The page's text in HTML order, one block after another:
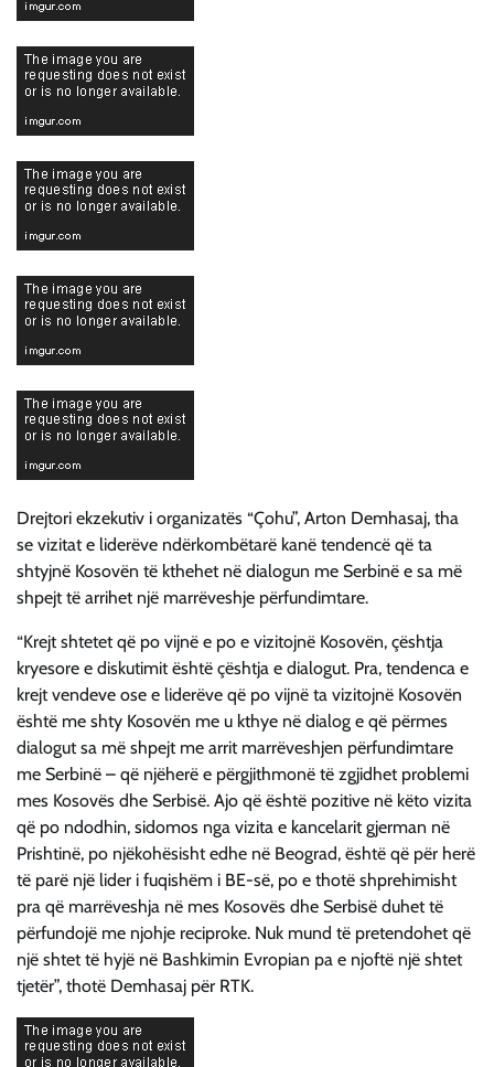
Drejtori ekzekutiv i organizatës “Çohu”, Arton Demhasaj, tha
se vizitat e liderëve ndërkombëtarë kanë tendencë që ta
shtyjnë Kosovën të kthehet në dialogun me Serbinë e sa më
shpejt të arrihet një marrëveshje përfundimtare.
“Krejt shtetet që po vijnë e po e vizitojnë Kosovën, çështja
kryesore e diskutimit është çështja e dialogut. Pra, tendenca e
krejt vendeve ose e liderëve që po vijnë ta vizitojnë Kosovën
është me shty Kosovën me u kthye në dialog e që përmes
dialogut sa më shpejt me arrit marrëveshjen përfundimtare
me Serbinë – që njëherë e përgjithmonë të zgjidhet problemi
mes Kosovës dhe Serbisë. Ajo që është pozitive në këto vizita
që po ndodhin, sidomos nga vizita e kancelarit gjerman në
Prishtinë, po njëkohësisht edhe në Beograd, është që për herë
të parë një lider i fuqishëm i BE-së, po e thotë shprehimisht
pra që marrëveshja në mes Kosovës dhe Serbisë duhet të
përfundojë me njohje reciproke. Nuk mund të pretendohet që
një shtet të hyjë në Bashkimin Evropian pa e njoftë një shtet
tjetër”, thotë Demhasaj për RTK.